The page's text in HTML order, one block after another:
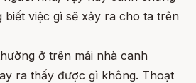
việc gì sẽ xảy ra cho ta trên
ở trên mái nhà canh
ra thấy được gì không. Thoạt